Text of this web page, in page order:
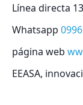
Línea directa
Whatsapp
página web
EEASA,